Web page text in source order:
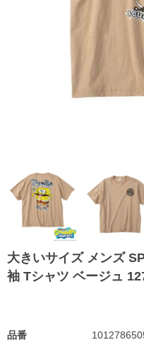
大きいサイズ メンズ
袖 Tシャツ ベージュ
品番